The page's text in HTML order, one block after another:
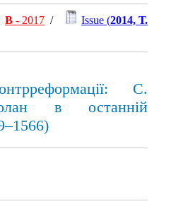
В - 2017 / Issue (2014, Т.
С.
в останній